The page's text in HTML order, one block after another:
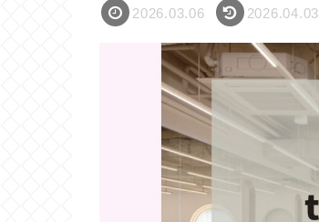
2026.03.06 2026.04.03